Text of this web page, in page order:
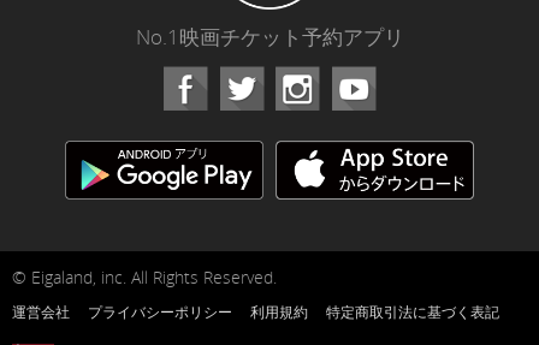
No.1映画チケット予約アプリ
Facebook Instagram
© Eigaland, inc. All Rights Reserved.
運営会社 プライバシーポリシー 利用規約 特定商取引法に基づく表記